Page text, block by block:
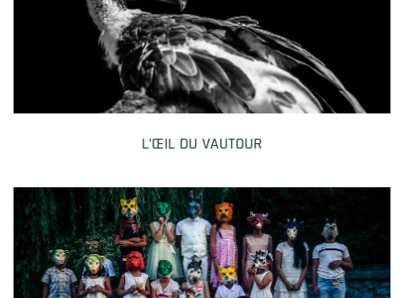
L’ŒIL DU VAUTOUR